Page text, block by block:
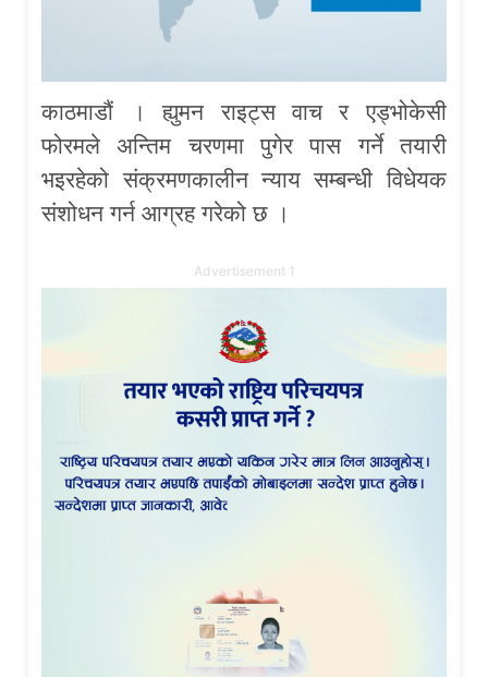
काठमाडौं । ह्युमन राइट्स वाच र एड्भोकेसी
फोरमले अन्तिम चरणमा पुगेर पास गर्ने तयारी
भइरहेको संक्रमणकालीन न्याय सम्बन्धी विधेयक
संशोधन गर्न आग्रह गरेको छ ।
Advertisement 1